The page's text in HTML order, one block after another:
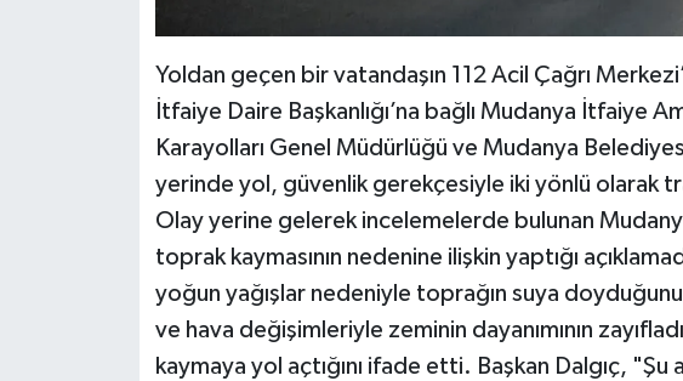
Yoldan geçen bir vatandaşın 112 Acil Çağrı
İtfaiye Daire Başkanlığı’na bağlı Mudanya İtfaiye
Karayolları Genel Müdürlüğü ve Mudanya
yerinde yol, güvenlik gerekçesiyle iki yönlü olarak
Olay yerine gelerek incelemelerde bulunan
toprak kaymasının nedenine ilişkin yaptığı
yoğun yağışlar nedeniyle toprağın suya doyduğunu,
ve hava değişimleriyle zeminin dayanımının
kaymaya yol açtığını ifade etti. Başkan Dalgıç,